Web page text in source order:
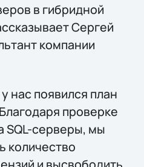
в гибридной
Сергей
компании
нас появился план
проверке
SQL-серверы, мы
количество